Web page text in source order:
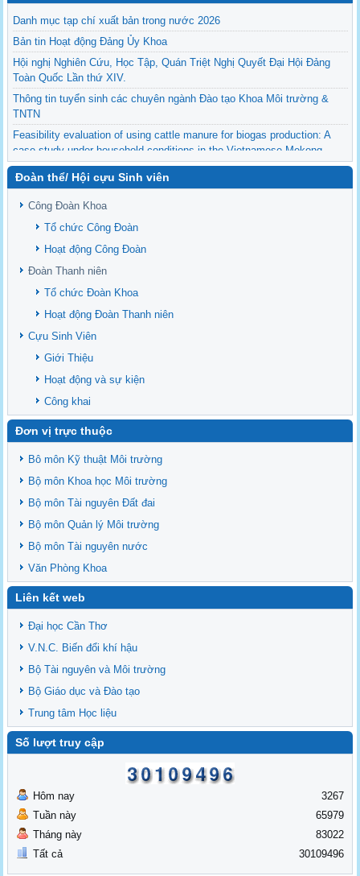
Danh mục tạp chí xuất bản trong nước 2026
Bản tin Hoạt động Đảng Ủy Khoa
Hội nghị Nghiên Cứu, Học Tập, Quán Triệt Nghị Quyết Đại Hội Đảng
Toàn Quốc Lần thứ XIV.
Thông tin tuyển sinh các chuyên ngành Đào tạo Khoa Môi trường &
TNTN
Feasibility evaluation of using cattle manure for biogas production: A
case study under household conditions in the Vietnamese Mekong
Delta
Sediment properties in flood-based farming systems in the Vietnamese
upstream Mekong Delta
Danh mục tạp chí xuất bản Quốc Tế 2026
Danh Mục các Đề Tài NCKH cấp Tỉnh năm 2024
Văn bản - Quy định
Ban chấp hành Đảng bộ khoa
Đoàn thể/ Hội cựu Sinh viên
Công Đoàn Khoa
Tổ chức Công Đoàn
Hoạt động Công Đoàn
Đoàn Thanh niên
Tổ chức Đoàn Khoa
Hoạt động Đoàn Thanh niên
Cựu Sinh Viên
Giới Thiệu
Hoạt động và sự kiện
Công khai
Đơn vị trực thuộc
Bô môn Kỹ thuật Môi trường
Bộ môn Khoa học Môi trường
Bộ môn Tài nguyên Đất đai
Bộ môn Quản lý Môi trường
Bộ môn Tài nguyên nước
Văn Phòng Khoa
Liên kết web
Đại học Cần Thơ
V.N.C. Biến đổi khí hậu
Bộ Tài nguyên và Môi trường
Bộ Giáo dục và Đào tạo
Trung tâm Học liệu
Số lượt truy cập
Hôm nay
Tuần này
Tháng này
Tất cả
3267
65979
83022
30109496